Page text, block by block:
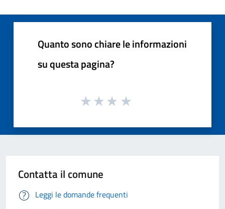
Quanto sono chiare le informazioni
su questa pagina?
Contatta il comune
Leggi le domande frequenti